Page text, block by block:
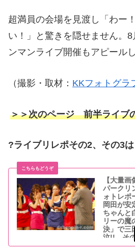
超満員の会場を見渡し「わ
い！」と驚きを隠せません。 8
ンマンライブ開催もアピール
（撮影・取材： KKフォトグラ
＞＞次のページ 前半ライ
?ライブリレポその2、その3
【大量
パークリ
ォトレポ
岡田が
ちゃんと
リーの
決」で三
泣!! そ